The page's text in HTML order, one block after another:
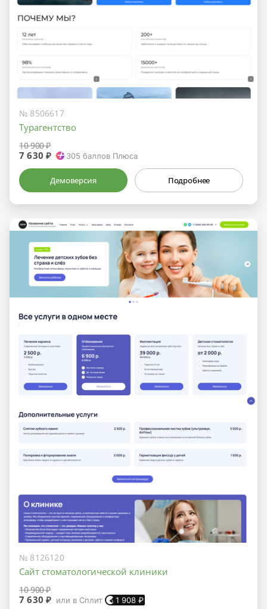
№ 8506617
Турагентство
10 900 ₽
7 630 ₽ 305 баллов Плюса
Демоверсия Подробнее
№ 8126120
Сайт стоматологической клиники
10 900 ₽
7 630 ₽ или в Сплит 1 908 ₽